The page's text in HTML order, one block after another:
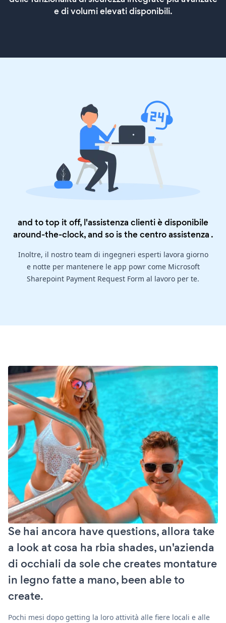
e di volumi elevati disponibili.
and to top it off, l'assistenza clienti è disponibile
around-the-clock, and so is thecentro assistenza .
Inoltre, il nostro team di ingegneri esperti lavora giorno
e notte per mantenere le app powr come Microsoft
Sharepoint Payment Request Form al lavoro per te.
Se hai ancora have questions, allora take
a look at cosa ha rbia shades, un'azienda
di occhiali da sole che creates montature
in legno fatte a mano, been able to
create.
Pochi mesi dopo getting la loro attività alle fiere locali e alle